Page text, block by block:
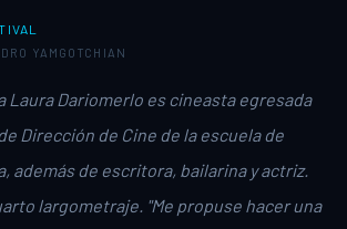
YAMGOTCHIAN
Laura Dariomerlo es cineasta egresada
Dirección de Cine de la escuela de
además de escritora, bailarina y actriz.
largometraje. "Me propuse hacer una